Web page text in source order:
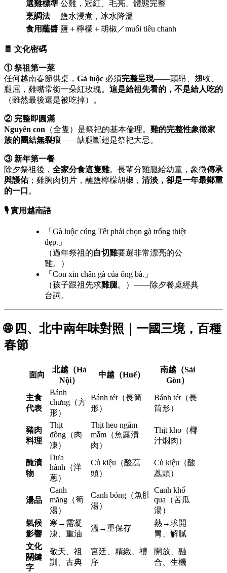
選雞標準 公雞，冠紅、毛亮、體態完整
烹調法
鹽水浸煮，冰水降溫
食用蘸醬 鹽＋檸檬＋胡椒／muối tiêu chanh
🧧 文化密碼
① 祭祖第一菜
任何越南春節供桌， Gà luộc 必須完整呈現——頭昂、翅收、
腿屈，雞嘴常銜一朵紅玫瑰。 這是給祖先看的，不是給人吃的
（雖然最後還是被吃掉）。
② 完整即圓滿
Nguyên con （全隻）是祭祀的基本倫理。 雞的完整性象徵家
族的團結無裂痕——缺腿斷翅是祭祀大忌。
③ 新年第一餐
除夕祭祖後， 全家分食這隻雞。長輩分雞腿給幼童，象徵傳承
與護佑；雞胸肉切片，蘸鹽檸檬胡椒， 清淡，卻是一年最鄭重
的一口 。
🎙️ 實用越南語
「Gà luộc cúng Tết phải chọn gà trống thiệt
đẹp.」
（過年祭祖的白切雞要選非常漂亮的公
雞。）
「Con xin chân gà của ông bà.」
（孩子跟祖先求雞腿。）——除夕餐桌經典
台詞。
🌐 四、北中南年味對照｜一國三境，百種
春節
面向
北越（Hà
Nội）
中越（Huế）
南越（Sài
Gòn）
主食
代表
Bánh
chưng（方
形）
Bánh tét（長筒
形）
Bánh tét（長
筒形）
豬肉
料理
Thịt
đông（肉
凍）
Thịt heo ngâm
mắm（魚露漬
肉）
Thịt kho（椰
汁燜肉）
醃漬
物
Dưa
hành（洋
蔥）
Củ kiệu（酸藠
頭）
Củ kiệu（酸
藠頭）
湯品
Canh
măng（筍
湯）
Canh bóng（魚肚
湯）
Canh khổ
qua（苦瓜
湯）
氣候
影響
寒→需凝
凍、重油
溫→重保存
熱→求開
胃、解膩
文化
關鍵
字
敬天、祖
訓、古典
宮廷、精緻、禮
序
開放、融
合、生機